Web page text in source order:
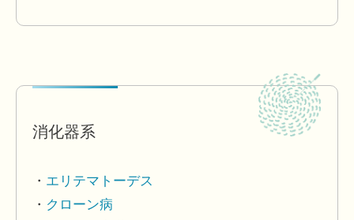
消化器系
エリテマトーデス
クローン病